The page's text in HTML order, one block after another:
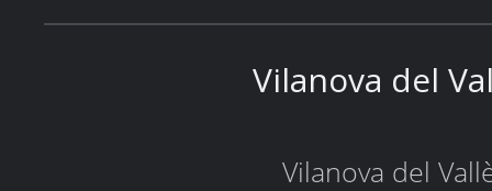
Vilanova del
Vilanova del